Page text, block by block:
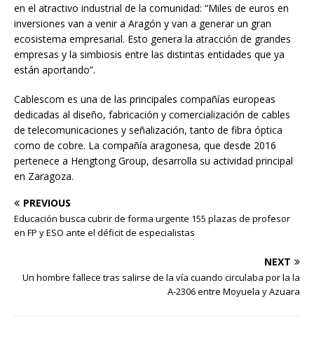
en el atractivo industrial de la comunidad: “Miles de euros en
inversiones van a venir a Aragón y van a generar un gran
ecosistema empresarial. Esto genera la atracción de grandes
empresas y la simbiosis entre las distintas entidades que ya
están aportando”.
Cablescom es una de las principales compañías europeas
dedicadas al diseño, fabricación y comercialización de cables
de telecomunicaciones y señalización, tanto de fibra óptica
como de cobre. La compañía aragonesa, que desde 2016
pertenece a Hengtong Group, desarrolla su actividad principal
en Zaragoza.
PREVIOUS
Educación busca cubrir de forma urgente 155 plazas de profesor
en FP y ESO ante el déficit de especialistas
NEXT
Un hombre fallece tras salirse de la vía cuando circulaba por la la
A-2306 entre Moyuela y Azuara